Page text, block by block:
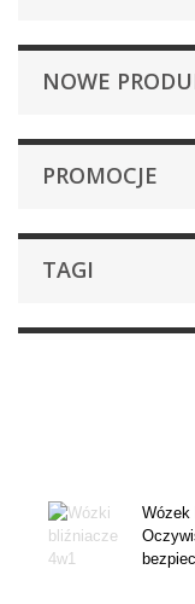
NOWE
PROMOCJE
TAGI
Wózek